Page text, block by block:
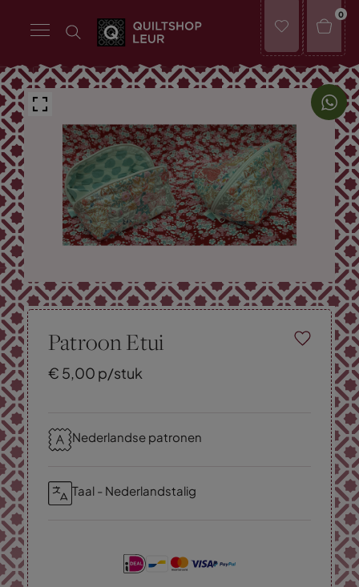
0
Patroon Etui
€ 5,00 p/stuk
Nederlandse patronen
Taal - Nederlandstalig